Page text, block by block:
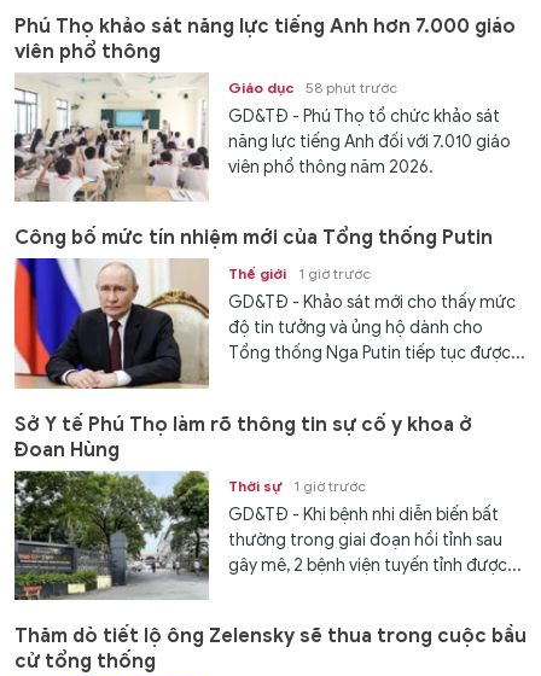
Phú Thọ khảo sát năng lực tiếng Anh hơn 7.000 giáo
viên phổ thông
Giáo dục 58 phút trước
GD&TĐ - Phú Thọ tổ chức khảo sát
năng lực tiếng Anh đối với 7.010 giáo
viên phổ thông năm 2026.
Công bố mức tín nhiệm mới của Tổng thống Putin
Thế giới 1 giờ trước
GD&TĐ - Khảo sát mới cho thấy mức
độ tin tưởng và ủng hộ dành cho
Tổng thống Nga Putin tiếp tục được...
Sở Y tế Phú Thọ làm rõ thông tin sự cố y khoa ở
Đoan Hùng
Thời sự 1 giờ trước
GD&TĐ - Khi bệnh nhi diễn biến bất
thường trong giai đoạn hồi tỉnh sau
gây mê, 2 bệnh viện tuyến tỉnh được...
Thăm dò tiết lộ ông Zelensky sẽ thua trong cuộc bầu
cử tổng thống